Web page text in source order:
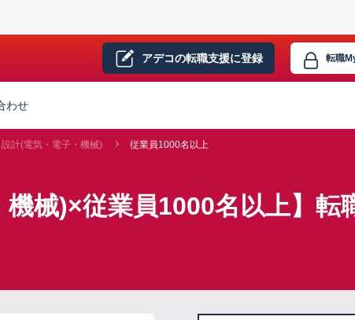
アデコの転職支援に登録 転職
わせ
計(電気・電子・機械) 従業員1000名以上
械)×従業員1000名以上】転